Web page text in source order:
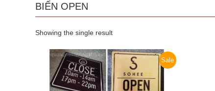
BIỂN OPEN
Showing the single result
Sale